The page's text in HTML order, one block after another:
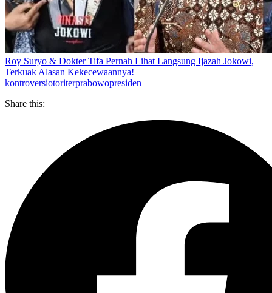
Roy Suryo & Dokter Tifa Pernah Lihat Langsung Ijazah Jokowi,
Terkuak Alasan Kekecewaannya!
kontroversiotoriterprabowopresiden
Share this: